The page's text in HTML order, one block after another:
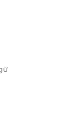
được thiết kế
như đang ở